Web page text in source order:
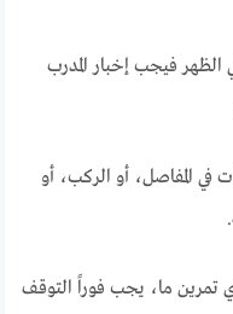
فيجب إخبار المدرب
في المفاصل، أو الركب، أو
تمرين ما، يجب فوراً التوقف